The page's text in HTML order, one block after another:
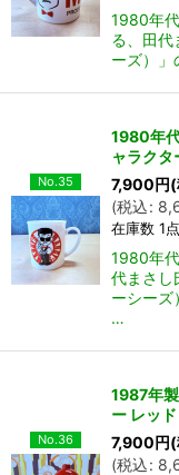
1980年
る、田代
ーズ）
No.35
1980年
ャラクタ
7,900円
(税込:
在庫数 1点
1980年
代まさし
ーシーズ
…
No.36
1987年
ー レッ
7,900円
(税込: